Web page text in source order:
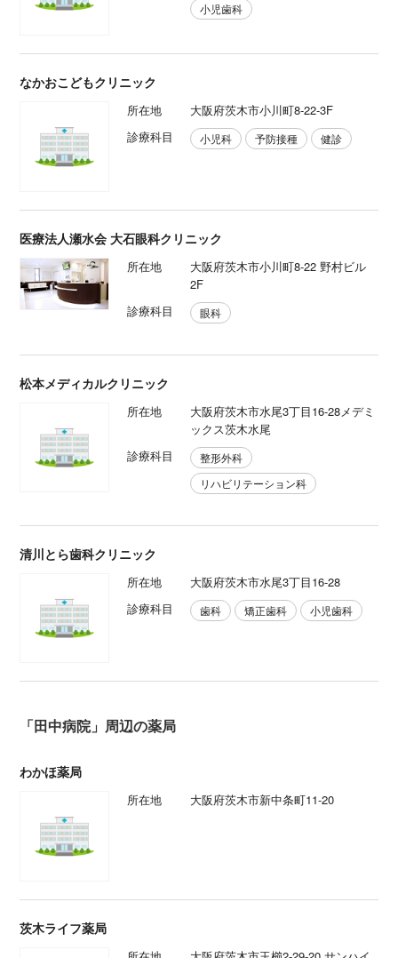
小児歯科
なかおこどもクリニック
所在地
大阪府茨木市小川町8-22-3F
診療科目
小児科 予防接種 健診
医療法人瀬水会 大石眼科クリニック
所在地
大阪府茨木市小川町8-22 野村ビル
2F
診療科目
眼科
松本メディカルクリニック
所在地
大阪府茨木市水尾3丁目16-28メデミ
ックス茨木水尾
診療科目
整形外科
リハビリテーション科
清川とら歯科クリニック
所在地
大阪府茨木市水尾3丁目16-28
診療科目
歯科 矯正歯科 小児歯科
「田中病院」周辺の薬局
わかほ薬局
所在地 大阪府茨木市新中条町11-20
茨木ライフ薬局